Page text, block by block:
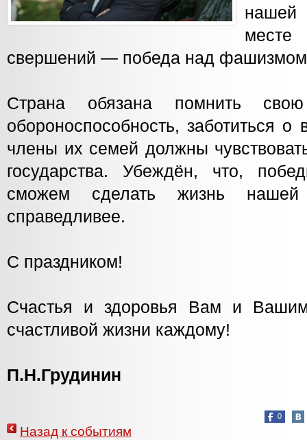
нашей
свершений — победа над фашизмом
Страна обязана помнить
обороноспособность, заботиться
члены их семей должны
государства. Убеждён, что,
сможем сделать жизнь
справедливее.
С праздником!
Счастья и здоровья Вам и
счастливой жизни каждому!
П.Н.Грудинин
0
Назад к событиям